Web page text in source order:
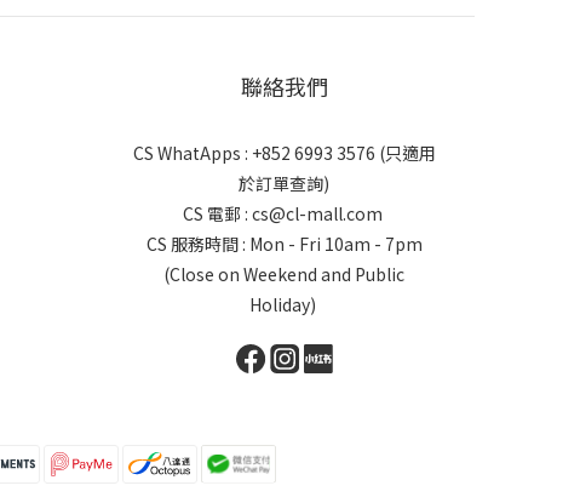
聯絡我們
CS WhatApps : +852 6993 3576 (只適用
於訂單查詢)
CS 電郵 : cs@cl-mall.com
CS 服務時間 : Mon - Fri 10am - 7pm
(Close on Weekend and Public
Holiday)